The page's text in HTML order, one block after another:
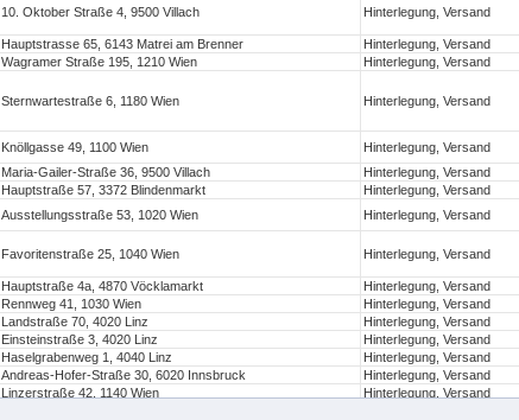
10. Oktober Straße 4, 9500 Villach Hinterlegung, Versand
Hauptstrasse 65, 6143 Matrei am Brenner Hinterlegung, Versand
Wagramer Straße 195, 1210 Wien Hinterlegung, Versand
Sternwartestraße 6, 1180 Wien Hinterlegung, Versand
Knöllgasse 49, 1100 Wien Hinterlegung, Versand
Maria-Gailer-Straße 36, 9500 Villach Hinterlegung, Versand
Hauptstraße 57, 3372 Blindenmarkt Hinterlegung, Versand
Ausstellungsstraße 53, 1020 Wien Hinterlegung, Versand
Favoritenstraße 25, 1040 Wien Hinterlegung, Versand
Hauptstraße 4a, 4870 Vöcklamarkt Hinterlegung, Versand
Rennweg 41, 1030 Wien Hinterlegung, Versand
Landstraße 70, 4020 Linz Hinterlegung, Versand
Einsteinstraße 3, 4020 Linz Hinterlegung, Versand
Haselgrabenweg 1, 4040 Linz Hinterlegung, Versand
Andreas-Hofer-Straße 30, 6020 Innsbruck Hinterlegung, Versand
Linzerstraße 42, 1140 Wien Hinterlegung, Versand